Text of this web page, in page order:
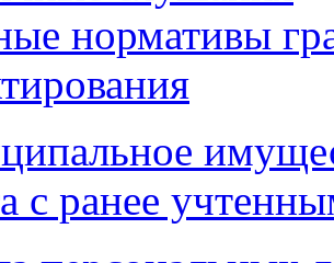
нормативы
с ранее